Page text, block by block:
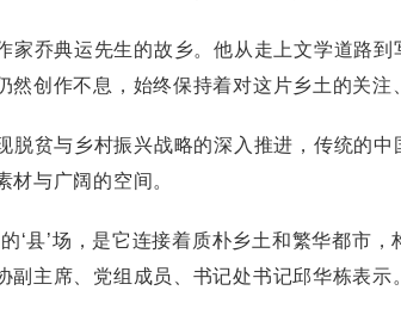
乔典运先生的故乡。他从走上文学道路到
然创作不息，始终保持着对这片乡土的关注
贫与乡村振兴战略的深入推进，传统的中
材与广阔的空间。
县’场，是它连接着质朴乡土和繁华都市，
副主席、党组成员、书记处书记邱华栋表示。